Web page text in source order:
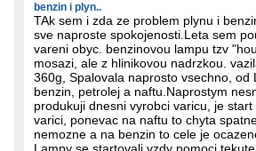
benzin i plyn..
TAk sem i zda ze problem plynu i
sve naproste spokojenosti.Leta sem
vareni obyc. benzinovou lampu tzv
mosazi, ale z hlinikovou nadrzkou.
360g, Spalovala naprosto vsechno, od
benzin, petrolej a naftu.Naprostym
produkuji dnesni vyrobci varicu, je
varici, ponevac na naftu to chyta
nemozne a na benzin to cele je